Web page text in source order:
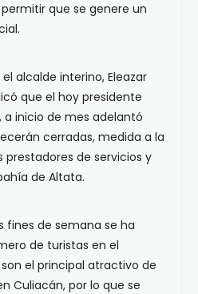
que se genere un
alcalde interino, Eleazar
que el hoy presidente
inicio de mes adelantó
cerradas, medida a la
prestadores de servicios y
de Altata.
fines de semana se ha
de turistas en el
el principal atractivo de
Culiacán, por lo que se